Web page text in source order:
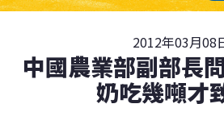
2012年03月08
中國農業部副部長
奶吃幾噸才